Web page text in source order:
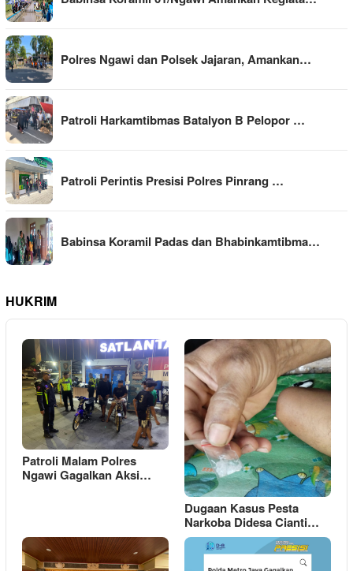
Polres Ngawi dan Polsek Jajaran, Amankan…
Patroli Harkamtibmas Batalyon B Pelopor …
Patroli Perintis Presisi Polres Pinrang …
Babinsa Koramil Padas dan Bhabinkamtibma…
HUKRIM
Patroli Malam Polres
Ngawi Gagalkan Aksi…
Dugaan Kasus Pesta
Narkoba Didesa Cianti…